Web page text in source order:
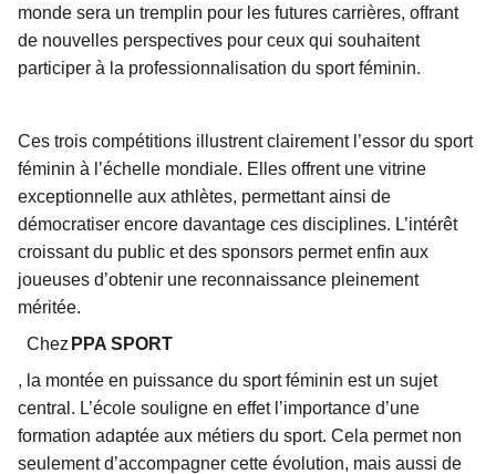
monde sera un tremplin pour les futures carrières, offrant
de nouvelles perspectives pour ceux qui souhaitent
participer à la professionnalisation du sport féminin.
Ces trois compétitions illustrent clairement l’essor du sport
féminin à l’échelle mondiale. Elles offrent une vitrine
exceptionnelle aux athlètes, permettant ainsi de
démocratiser encore davantage ces disciplines. L’intérêt
croissant du public et des sponsors permet enfin aux
joueuses d’obtenir une reconnaissance pleinement
méritée.
Chez PPA SPORT
, la montée en puissance du sport féminin est un sujet
central. L’école souligne en effet l’importance d’une
formation adaptée aux métiers du sport. Cela permet non
seulement d’accompagner cette évolution, mais aussi de